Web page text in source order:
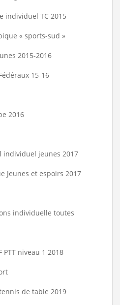
individuel TC 2015
« sports-sud »
2015-2016
15-16
2016
individuel jeunes 2017
Jeunes et espoirs 2017
individuelle toutes
PTT niveau 1 2018
de table 2019